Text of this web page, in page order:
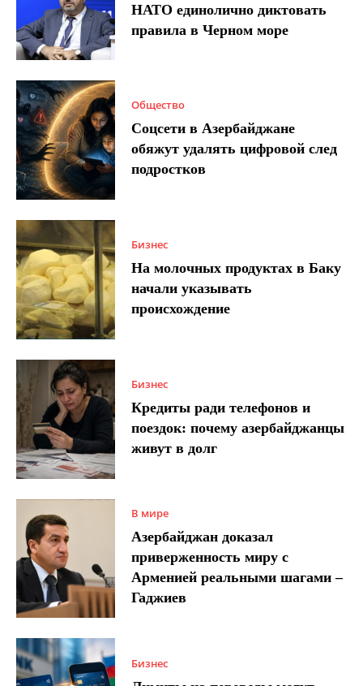
НАТО единолично диктовать
правила в Черном море
Общество
Соцсети в Азербайджане
обяжут удалять цифровой след
подростков
Бизнес
На молочных продуктах в Баку
начали указывать
происхождение
Бизнес
Кредиты ради телефонов и
поездок: почему азербайджанцы
живут в долг
В мире
Азербайджан доказал
приверженность миру с
Арменией реальными шагами –
Гаджиев
Бизнес